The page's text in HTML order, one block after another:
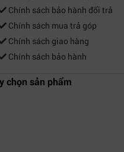
Chính sách bảo hành đổi trả
Chính sách mua trả góp
Chính sách giao hàng
Chính sách bảo hành
chọn sản phẩm